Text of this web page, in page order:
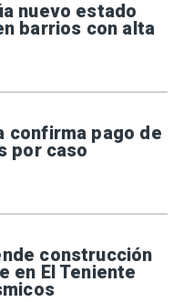
nuevo estado
barrios con alta
confirma pago de
por caso
construcción
en El Teniente